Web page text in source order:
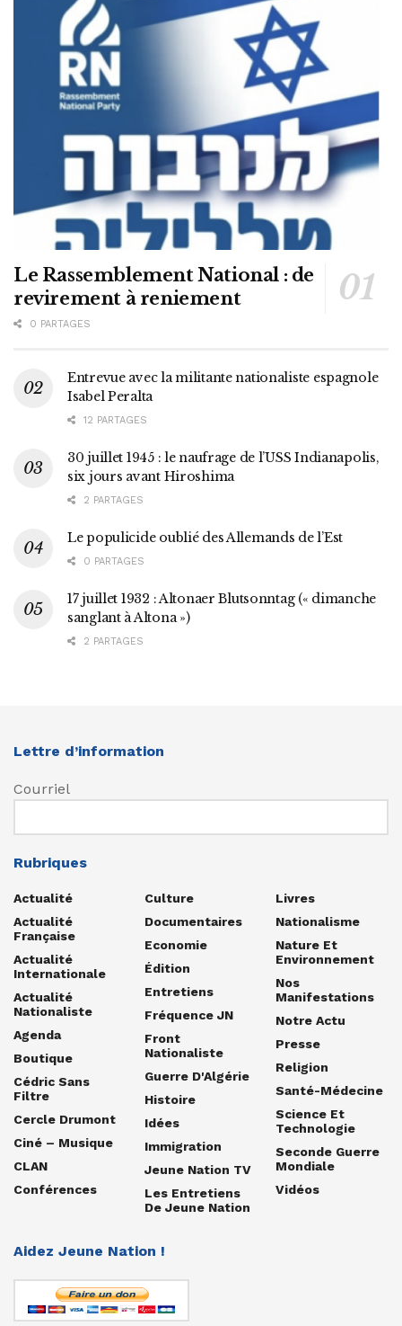
Le Rassemblement National : de
revirement à reniement
0 PARTAGES
Entrevue avec la militante nationaliste espagnole
Isabel Peralta
12 PARTAGES
30 juillet 1945 : le naufrage de l’USS Indianapolis,
six jours avant Hiroshima
2 PARTAGES
Le populicide oublié des Allemands de l’Est
0 PARTAGES
17 juillet 1932 : Altonaer Blutsonntag (« dimanche
sanglant à Altona »)
2 PARTAGES
Lettre d’information
Courriel
Rubriques
Actualité
Actualité
Française
Actualité
Internationale
Actualité
Nationaliste
Agenda
Boutique
Cédric Sans
Filtre
Cercle Drumont
Ciné – Musique
CLAN
Conférences
Culture
Documentaires
Economie
Édition
Entretiens
Fréquence JN
Front
Nationaliste
Guerre D'Algérie
Histoire
Idées
Immigration
Jeune Nation TV
Les Entretiens
De Jeune Nation
Livres
Nationalisme
Nature Et
Environnement
Nos
Manifestations
Notre Actu
Presse
Religion
Santé-Médecine
Science Et
Technologie
Seconde Guerre
Mondiale
Vidéos
Aidez Jeune Nation !